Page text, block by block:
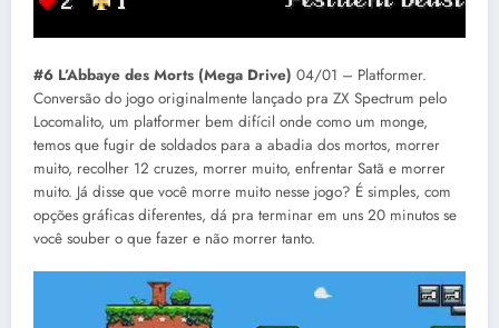
#6 L’Abbaye des Morts (Mega Drive) 04/01 – Platformer.
Conversão do jogo originalmente lançado pra ZX Spectrum pelo
Locomalito, um platformer bem difícil onde como um monge,
temos que fugir de soldados para a abadia dos mortos, morrer
muito, recolher 12 cruzes, morrer muito, enfrentar Satã e morrer
muito. Já disse que você morre muito nesse jogo? É simples, com
opções gráficas diferentes, dá pra terminar em uns 20 minutos se
você souber o que fazer e não morrer tanto.